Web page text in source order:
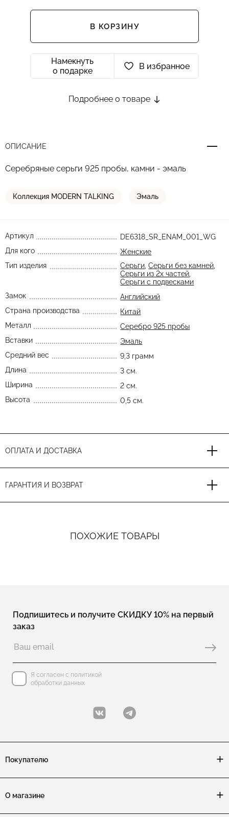
В КОРЗИНУ
Намекнуть
о подарке
В избранное
Подробнее о товаре
ОПИСАНИЕ
Серебряные серьги 925 пробы, камни - эмаль
Коллекция MODERN TALKING Эмаль
Артикул
DE6318_SR_ENAM_001_WG
Для кого
Женские
Тип изделия
Серьги ,Серьги без камней
Серьги из 2х частей
Серьги с подвесками
Замок
Английский
Страна производства
Китай
Металл
Серебро 925 пробы
Вставки
Эмаль
Средний вес
9,3 грамм
Длина
3 см.
Ширина
2 см.
Высота
0,5 см.
ОПЛАТА И ДОСТАВКА
ГАРАНТИЯ И ВОЗВРАТ
ПОХОЖИЕ ТОВАРЫ
Подпишитесь и получите СКИДКУ 10% на первый
заказ
Я согласен с политикой
обработки данных
Покупателю
О магазине